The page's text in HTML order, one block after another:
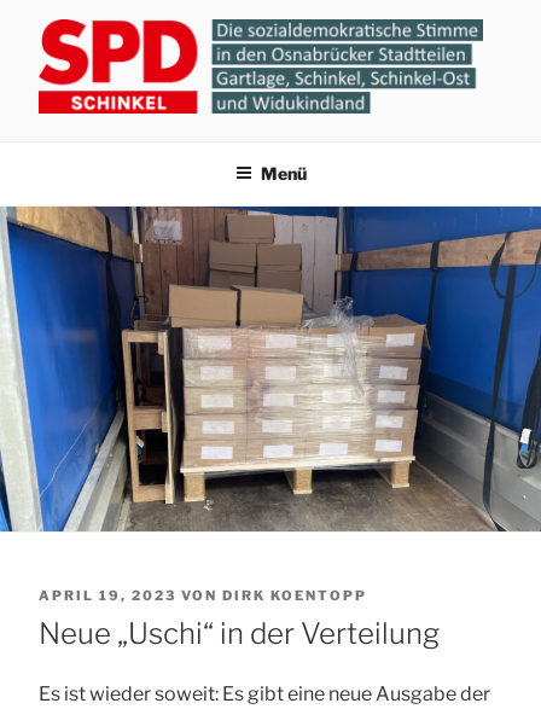
Inhalt
springen
SCHINKEL
Menü
VERÖFFENTLICHT
AM
APRIL 19, 2023 VON DIRK KOENTOPP
Neue „Uschi“ in der Verteilung
Es ist wieder soweit: Es gibt eine neue Ausgabe der